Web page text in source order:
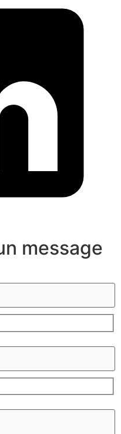
message